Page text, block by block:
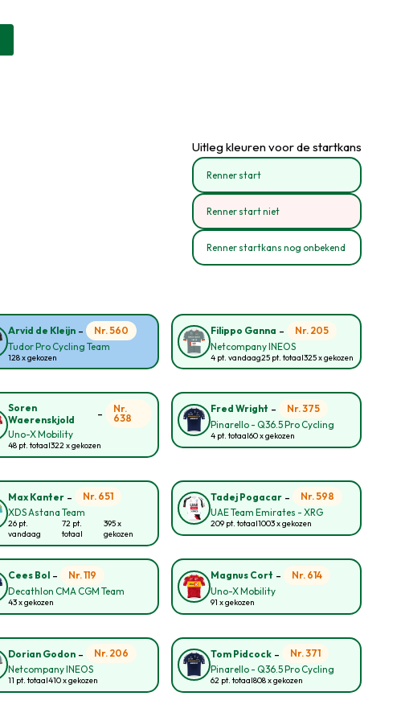
Uitleg kleuren voor de startkans
Renner start
Renner start niet
Renner startkans nog onbekend
Arvid de Kleijn-
Nr. 560
Tudor Pro Cycling Team
128 x gekozen
Filippo Ganna -
Nr. 205
Netcompany INEOS
4 pt. vandaag25 pt. totaal325 x gekozen
Soren
Waerenskjold
-
Nr.
638
Uno-X Mobility
48 pt. totaal322 x gekozen
Fred Wright -
Nr. 375
Pinarello - Q36.5 Pro Cycling
4 pt. totaal60 x gekozen
Max Kanter-
Nr. 651
XDS Astana Team
26 pt.
vandaag
72 pt.
totaal
395 x
gekozen
Tadej Pogacar-
Nr. 598
UAE Team Emirates - XRG
209 pt. totaal1003 x gekozen
Cees Bol-
Nr. 119
Decathlon CMA CGM Team
43 x gekozen
Magnus Cort -
Nr. 614
Uno-X Mobility
91 x gekozen
Dorian Godon-
Nr. 206
Netcompany INEOS
11 pt. totaal410 x gekozen
Tom Pidcock-
Nr. 371
Pinarello - Q36.5 Pro Cycling
62 pt. totaal808 x gekozen